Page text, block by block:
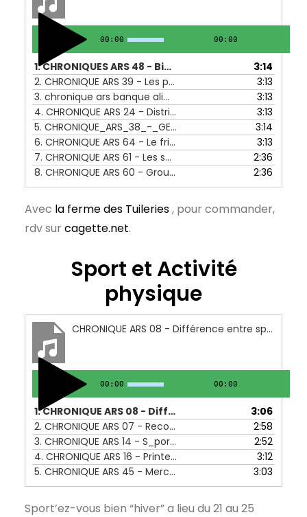
00:00 00:00
1.CHRONIQUES ARS 48 - Bien manger dans les cantines scolaires - 05 au 09 septembre 2022
3:14
2. CHRONIQUE ARS 39 - Les paniers de légumes de producteurs locaux - 04 au 08 juillet 2022
3:13
3. chronique ars banque alimentaire présentation
3:13
4. CHRONIQUE ARS 24 - Distribution de colis alimentaires en pied d'immeubler et ruralité - 14 AU 18 mars 2022
3:13
5. CHRONIQUE_ARS_38_-_GEM_Limoges_et_repas_partagés_-_27_au_01_juillet_2022[1]
3:14
6. CHRONIQUE ARS 64 - Le frigo solidaire de l'ASC Bellevue Sainte Claire
3:13
7. CHRONIQUE ARS 61 - Les soupes partagées de Terres de cabanes - 28 au 02 décembre 2022
2:36
8. CHRONIQUE ARS 60 - Groupement d'achat CABAS - 21 au 25 novembre 2022 2:36
Avec la ferme des Tuileries, pour commander,
rdv sur cagette.net.
Sport et Activité
physique
CHRONIQUE ARS 08 - Différence entre sport et activité physique - 22 au 26 novembre 2021
00:00 00:00
1.CHRONIQUE ARS 08 - Différence entre sport et activité physique - 22 au 26 novembre 2021
3:06
2. CHRONIQUE ARS 07 - Recommandation nutritionnelles - 15 au 19 novembre 2021
2:58
3. CHRONIQUE ARS 14 - S_portez vous bien - 03 au 07 janvier 2021
2:52
4. CHRONIQUE ARS 16 - Printemps sportifs - 17 au 21 janvier 2022
3:12
5. CHRONIQUE ARS 45 - Mercredis sportifs - 15 au 19 août 2022 3:03
Sport’ez-vous bien “hiver” a lieu du 21 au 25